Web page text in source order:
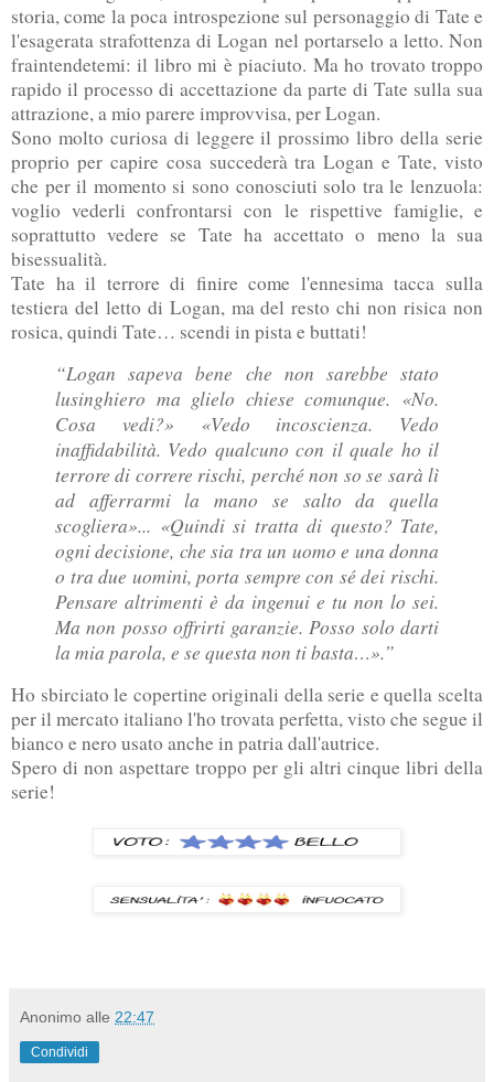
storia, come la poca introspezione sul personaggio di Tate e
l'esagerata strafottenza di Logan nel portarselo a letto. Non
fraintendetemi: il libro mi è piaciuto. Ma ho trovato troppo
rapido il processo di accettazione da parte di Tate sulla sua
attrazione, a mio parere improvvisa, per Logan.
Sono molto curiosa di leggere il prossimo libro della serie
proprio per capire cosa succederà tra Logan e Tate, visto
che per il momento si sono conosciuti solo tra le lenzuola:
voglio vederli confrontarsi con le rispettive famiglie, e
soprattutto vedere se Tate ha accettato o meno la sua
bisessualità.
Tate ha il terrore di finire come l'ennesima tacca sulla
testiera del letto di Logan, ma del resto chi non risica non
rosica, quindi Tate… scendi in pista e buttati!
“Logan sapeva bene che non sarebbe stato
lusinghiero ma glielo chiese comunque. «No.
Cosa vedi?»
«Vedo incoscienza. Vedo
inaffidabilità. Vedo qualcuno con il quale ho il
terrore di correre rischi, perché non so se sarà lì
ad afferrarmi la mano se salto da quella
scogliera»... «Quindi si tratta di questo? Tate,
ogni decisione, che sia tra un uomo e una donna
o tra due uomini, porta sempre con sé dei rischi.
Pensare altrimenti è da ingenui e tu non lo sei.
Ma non posso offrirti garanzie. Posso solo darti
la mia parola, e se questa non ti basta…».”
Ho sbirciato le copertine originali della serie e quella scelta
per il mercato italiano l'ho trovata perfetta, visto che segue il
bianco e nero usato anche in patria dall'autrice.
Spero di non aspettare troppo per gli altri cinque libri della
serie!
Anonimo alle 22:47
Condividi